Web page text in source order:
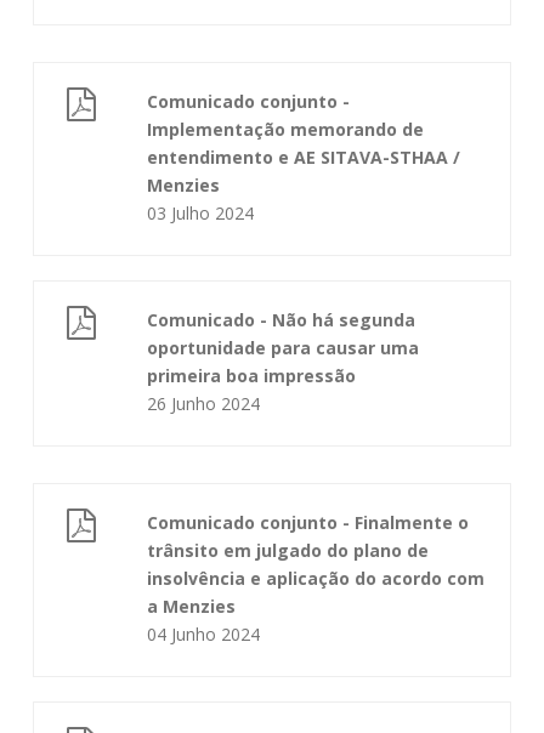
Comunicado conjunto -
Implementação memorando de
entendimento e AE SITAVA-STHAA /
Menzies
03 Julho 2024
Comunicado - Não há segunda
oportunidade para causar uma
primeira boa impressão
26 Junho 2024
Comunicado conjunto - Finalmente o
trânsito em julgado do plano de
insolvência e aplicação do acordo com
a Menzies
04 Junho 2024